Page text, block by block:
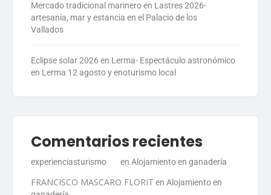
Mercado tradicional marinero en Lastres 2026-
artesanía, mar y estancia en el Palacio de los
Vallados
Eclipse solar 2026 en Lerma- Espectáculo astronómico
en Lerma 12 agosto y enoturismo local
Comentarios recientes
experienciasturismo en Alojamiento en ganadería
FRANCISCO MASCARO FLORIT en Alojamiento en